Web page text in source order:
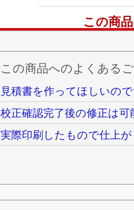
この商
この商品へのよくある
見積書を作ってほしいの
校正確認完了後の修正は
実際印刷したもので仕上